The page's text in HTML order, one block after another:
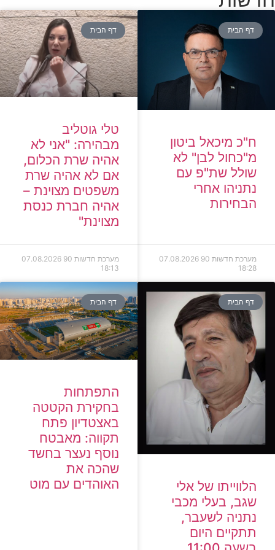
דף הבית
ח"כ מיכאל ביטון
מ"כחול לבן" לא
שולל שת"פ עם
נתניהו אחרי
הבחירות
מערכת חדשות 90
07.08.2026
18:28
דף הבית
טלי גוטליב
מבהירה: "אני לא
אהיה שרת הכלום,
אם לא אהיה שרת
משפטים מצוינת –
אהיה חברת כנסת
מצוינת"
מערכת חדשות 90
07.08.2026
18:13
דף הבית
הלווייתו של אלי
שגב, בעלי מכבי
נתניה לשעבר,
תתקיים היום
דף הבית
התפתחות
בחקירת הקטטה
באצטדיון פתח
תקווה: מאבטח
נוסף נעצר בחשד
שהכה את
האוהדים עם מוט